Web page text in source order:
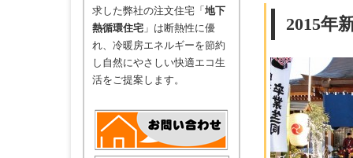
2015年
求した弊社の注文住宅「 地下
熱循環住宅 」は断熱性に優
れ、冷暖房エネルギーを節約
し自然にやさしい快適エコ生
活をご提案します。